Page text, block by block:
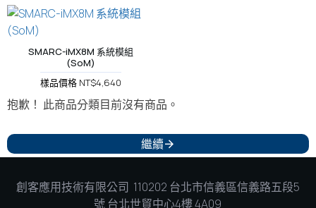
SMARC-iMX8M 系統模組
(SoM)
樣品價格 NT$4,640
抱歉！ 此商品分類目前沒有商品。
繼續
創客應用技術有限公司 110202 台北市信義區信義路五段5
號 台北世貿中心4樓 4A09